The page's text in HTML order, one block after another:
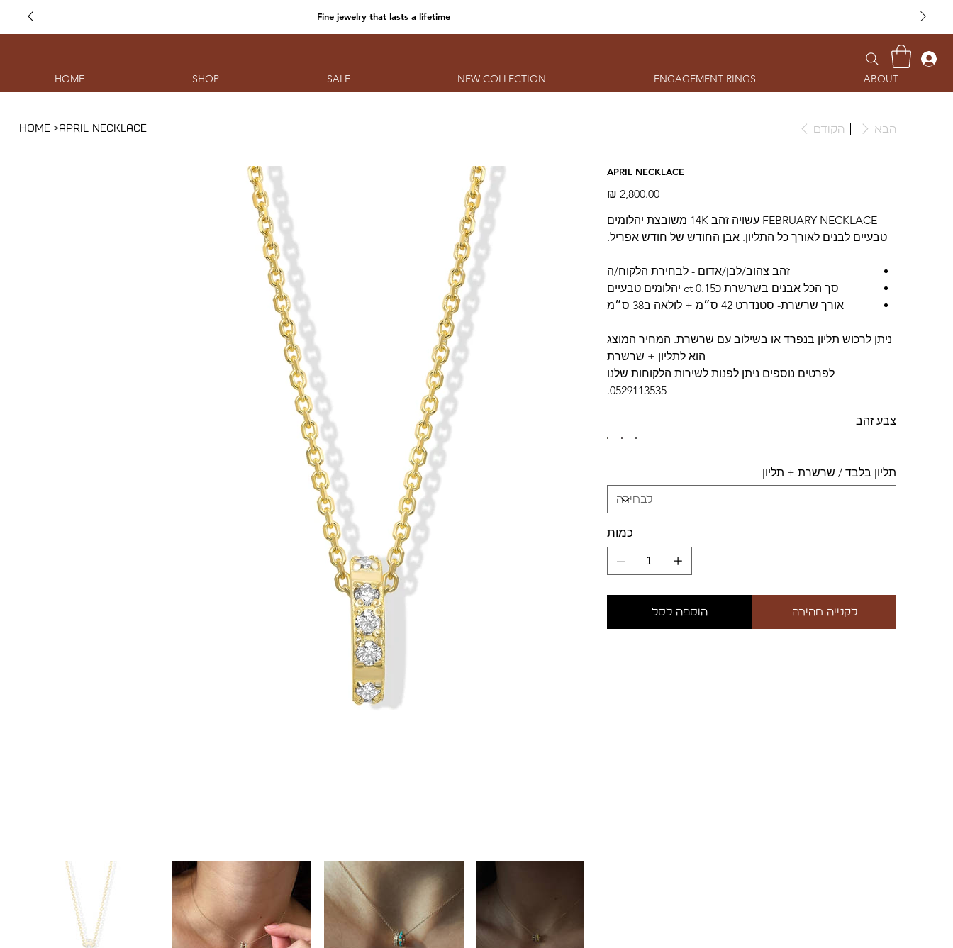
Fine jewelry that lasts a lifetime
HOME SHOP SALE NEW COLLECTION ENGAGEMENT RINGS ABOUT
HOME >APRIL NECKLACE הקודם הבא
APRIL NECKLACE
מחיר
‏2,800.00 ‏₪
FEBRUARY NECKLACE עשויה זהב 14K משובצת יהלומים
טבעיים לבנים לאורך כל התליון. אבן החודש של חודש אפריל.
זהב צהוב/לבן/אדום - לבחירת הלקוח/ה
סך הכל אבנים בשרשרת כ0.15 ct יהלומים טבעיים
אורך שרשרת- סטנדרט 42 ס״מ + לולאה ב38 ס״מ
ניתן לרכוש תליון בנפרד או בשילוב עם שרשרת. המחיר המוצג
הוא לתליון + שרשרת
לפרטים נוספים ניתן לפנות לשירות הלקוחות שלנו
0529113535.
צבע זהב
תליון בלבד / שרשרת + תליון
כמות
הוספה לסל לקנייה מהירה